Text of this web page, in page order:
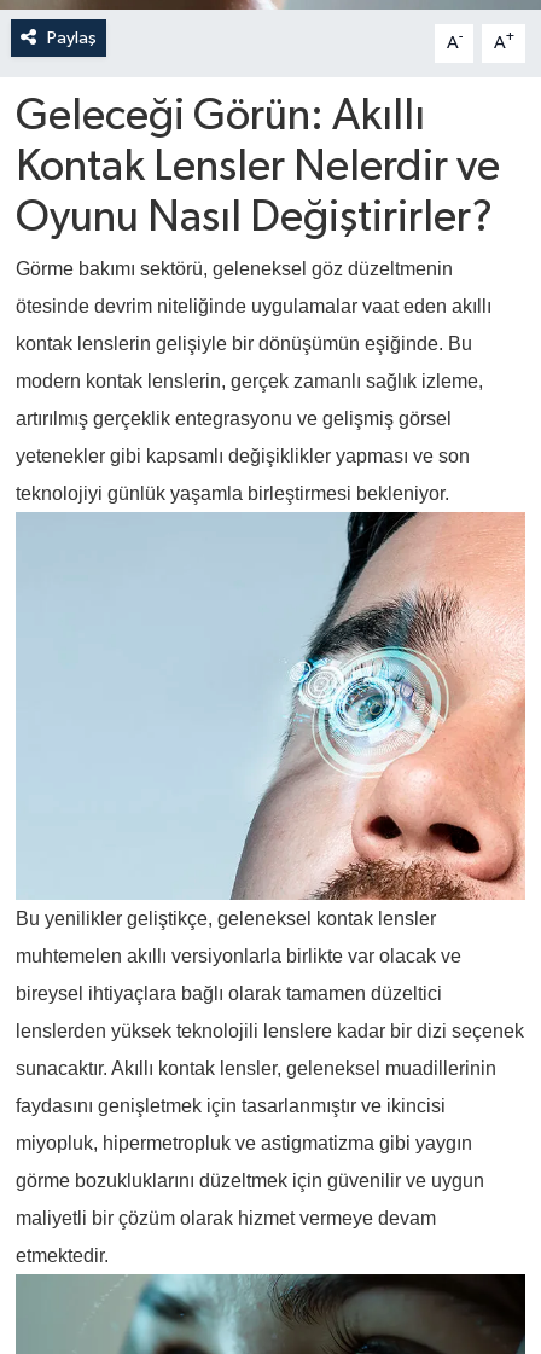
Paylaş A- A+
Geleceği Görün: Akıllı
Kontak Lensler Nelerdir ve
Oyunu Nasıl Değiştirirler?
Görme bakımı sektörü, geleneksel göz düzeltmenin
ötesinde devrim niteliğinde uygulamalar vaat eden akıllı
kontak lenslerin gelişiyle bir dönüşümün eşiğinde. Bu
modern kontak lenslerin, gerçek zamanlı sağlık izleme,
artırılmış gerçeklik entegrasyonu ve gelişmiş görsel
yetenekler gibi kapsamlı değişiklikler yapması ve son
teknolojiyi günlük yaşamla birleştirmesi bekleniyor.
Bu yenilikler geliştikçe, geleneksel kontak lensler
muhtemelen akıllı versiyonlarla birlikte var olacak ve
bireysel ihtiyaçlara bağlı olarak tamamen düzeltici
lenslerden yüksek teknolojili lenslere kadar bir dizi seçenek
sunacaktır. Akıllı kontak lensler, geleneksel muadillerinin
faydasını genişletmek için tasarlanmıştır ve ikincisi
miyopluk, hipermetropluk ve astigmatizma gibi yaygın
görme bozukluklarını düzeltmek için güvenilir ve uygun
maliyetli bir çözüm olarak hizmet vermeye devam
etmektedir.